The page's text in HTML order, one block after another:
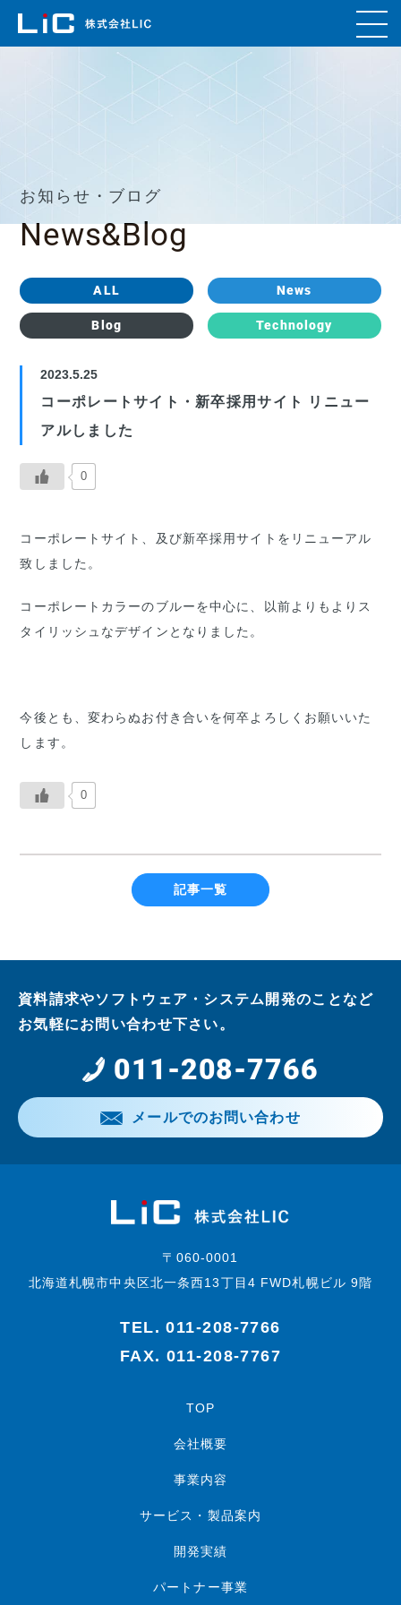
お知らせ・ブログ
News&Blog
ALL News
Blog Technology
2023.5.25
コーポレートサイト・新卒採用サイト リニュー
アルしました
0
コーポレートサイト、及び新卒採用サイトをリニューアル
致しました。
コーポレートカラーのブルーを中心に、以前よりもよりス
タイリッシュなデザインとなりました。
今後とも、変わらぬお付き合いを何卒よろしくお願いいた
します。
0
記事一覧
資料請求やソフトウェア・システム開発のことなど
お気軽にお問い合わせ下さい。
011-208-7766
メールでのお問い合わせ
〒060-0001
北海道札幌市中央区北一条西13丁目4 FWD札幌ビル 9階
TEL.011-208-7766
FAX. 011-208-7767
TOP
会社概要
事業内容
サービス・製品案内
開発実績
パートナー事業